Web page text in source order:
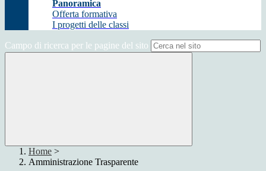
Panoramica
Offerta formativa
I progetti delle classi
Campo di ricerca per le pagine del sito
Home >
Amministrazione Trasparente